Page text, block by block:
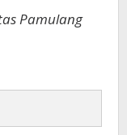
Pamulang